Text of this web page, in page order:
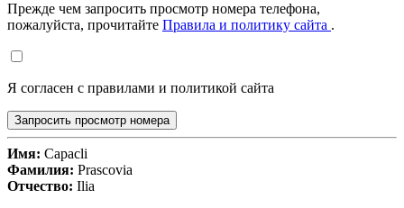
Прежде чем запросить просмотр номера телефона,
пожалуйста, прочитайте Правила и политику сайта .
Я согласен с правилами и политикой сайта
Запросить просмотр номера
Имя: Capacli
Фамилия: Prascovia
Отчество: Ilia